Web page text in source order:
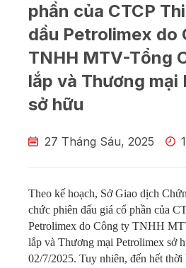
phần của CTCP
dầu Petrolimex do
TNHH MTV-Tổng
lắp và Thương mại
sở hữu
27 Tháng Sáu, 2025
Theo kế hoạch, Sở Giao dịch
chức phiên đấu giá cổ phần của
Petrolimex do Công ty TNHH
lắp và Thương mại Petrolimex sở
02/7/2025. Tuy nhiên, đến hết